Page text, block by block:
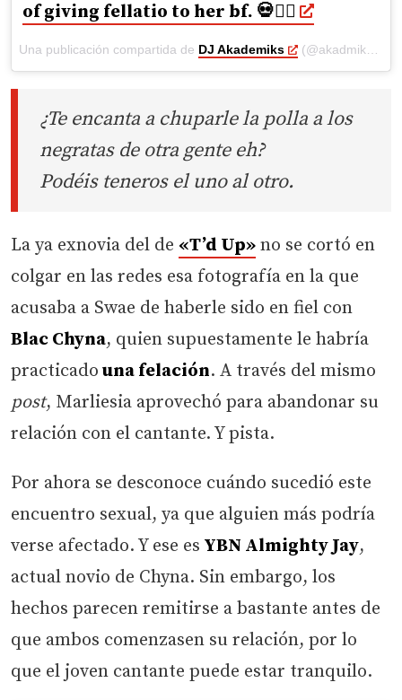
of giving fellatio to her bf. 💀🤦‍♂️
Una publicación compartida de DJ Akademiks (@akadmiks) el
¿Te encanta a chuparle la polla a los
negratas de otra gente eh?
Podéis teneros el uno al otro.
La ya exnovia del de «T’d Up» no se cortó en
colgar en las redes esa fotografía en la que
acusaba a Swae de haberle sido en fiel con
Blac Chyna, quien supuestamente le habría
practicado una felación. A través del mismo
post, Marliesia aprovechó para abandonar su
relación con el cantante. Y pista.
Por ahora se desconoce cuándo sucedió este
encuentro sexual, ya que alguien más podría
verse afectado. Y ese es YBN Almighty Jay,
actual novio de Chyna. Sin embargo, los
hechos parecen remitirse a bastante antes de
que ambos comenzasen su relación, por lo
que el joven cantante puede estar tranquilo.